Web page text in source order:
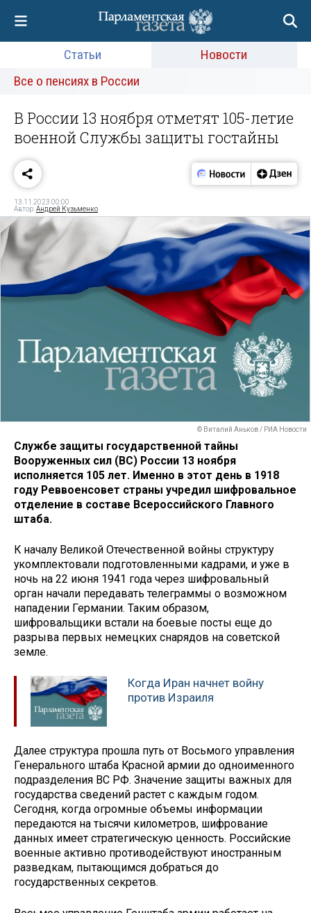
Статьи
Новости
Все о пенсиях в России
В России 13 ноября отметят 105-летие
военной Службы защиты гостайны
13.11.2023 00:00
Автор:Андрей Кузьменко
© Виталий Аньков / РИА Новости
Службе защиты государственной тайны
Вооруженных сил (ВС) России 13 ноября
исполняется 105 лет. Именно в этот день в 1918
году Реввоенсовет страны учредил шифровальное
отделение в составе Всероссийского Главного
штаба.
К началу Великой Отечественной войны структуру
укомплектовали подготовленными кадрами, и уже в
ночь на 22 июня 1941 года через шифровальный
орган начали передавать телеграммы о возможном
нападении Германии. Таким образом,
шифровальщики встали на боевые посты еще до
разрыва первых немецких снарядов на советской
земле.
Когда Иран начнет войну
против Израиля
Далее структура прошла путь от Восьмого управления
Генерального штаба Красной армии до одноименного
подразделения ВС РФ. Значение защиты важных для
государства сведений растет с каждым годом.
Сегодня, когда огромные объемы информации
передаются на тысячи километров, шифрование
данных имеет стратегическую ценность. Российские
военные активно противодействуют иностранным
разведкам, пытающимся добраться до
государственных секретов.